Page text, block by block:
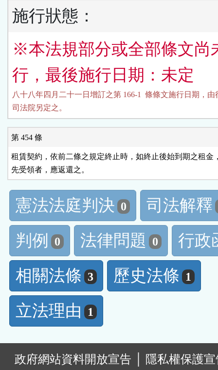
施行狀態：
※本法規部分或全部條文尚
行，最後施行日期：未定
八十八年四月二十一日增訂之第 166-1  條條文施行日期，由
司法院另定之。
第 454 條
租賃契約，依前二條之規定終止時，如終止後始到期之租金
先受領者，應返還之。
憲法法庭判決 0
司法解釋
判例
0 法律問題 0
行政
相關法條 3 歷史法條 1
立法理由 1
政府網站資料開放宣告
隱私權保護